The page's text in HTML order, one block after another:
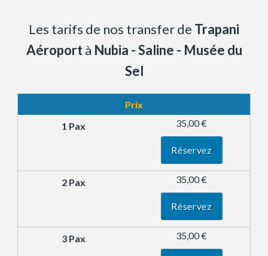
Les tarifs de nos transfer de Trapani
Aéroportà Nubia - Saline - Musée du
Sel
Prix
35,00 €
Réservez
35,00 €
Réservez
35,00 €